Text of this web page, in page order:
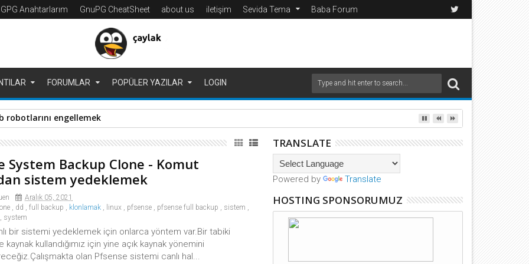
Anahtarlarım GnuPG CheatSheet about us iletişim Sevida Tema Baba Forum
FORUMLAR POPÜLER YAZILAR LOGIN
robotlarını engellemek
System Backup Clone - Komut
sistem yedeklemek
Aralık 05, 2021
, dd , full backup , klonlamak , linux , pfsense , pfsense full backup , sistem ,
, system
bir sistemi yedeklemek için onlarca yöntem var.Bir tabiki
kullandığımız için yine açık kaynak yönemini
olan Pfsense sistemi canlı hal...
TRANSLATE
Powered by Translate
HOSTING SPONSORUMUZ